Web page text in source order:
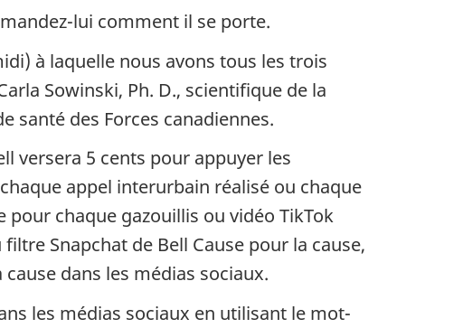
lui comment il se porte.
à laquelle nous avons tous les trois
Sowinski, Ph. D., scientifique de la
santé des Forces canadiennes.
versera 5 cents pour appuyer les
appel interurbain réalisé ou chaque
chaque gazouillis ou vidéo TikTok
Snapchat de Bell Cause pour la cause,
dans les médias sociaux.
les médias sociaux en utilisant le mot-